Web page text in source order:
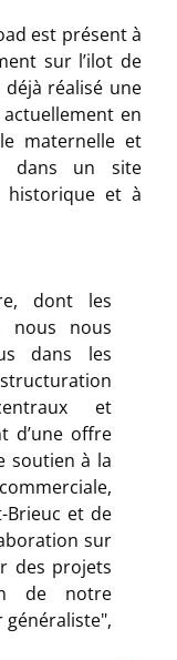
est présent à
sur l’ilot de
réalisé une
en
maternelle et
dans un site
et à
dont les
nous nous
dans les
et
d’une offre
soutien à la
Brieuc et de
sur
des projets
de notre
,